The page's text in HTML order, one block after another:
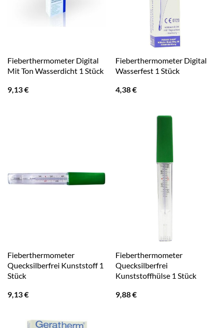
Fieberthermometer Digital
Mit Ton Wasserdicht 1 Stück
9,13€
Fieberthermometer Digital
Wasserfest 1 Stück
4,38€
Fieberthermometer
Quecksilberfrei Kunststoff 1
Stück
9,13€
Fieberthermometer
Quecksilberfrei
Kunststoffhülse 1 Stück
9,88€